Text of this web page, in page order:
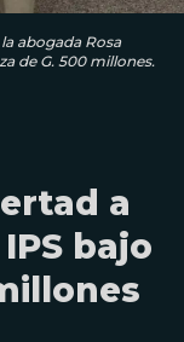
abogada Rosa
de G. 500 millones.
a
bajo